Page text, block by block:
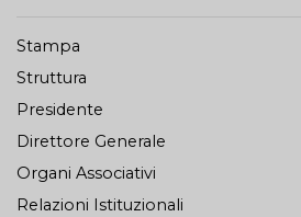
Stampa
Struttura
Presidente
Direttore Generale
Organi Associativi
Relazioni Istituzionali